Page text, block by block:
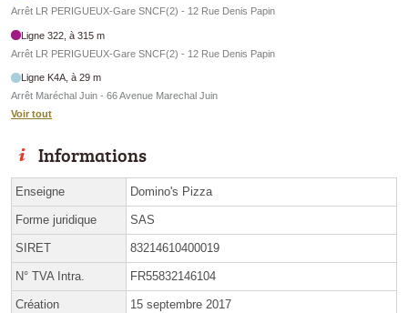
Arrêt LR PERIGUEUX-Gare SNCF(2) - 12 Rue Denis Papin
Ligne 322, à 315 m
Arrêt LR PERIGUEUX-Gare SNCF(2) - 12 Rue Denis Papin
Ligne K4A, à 29 m
Arrêt Maréchal Juin - 66 Avenue Marechal Juin
Voir tout
Informations
Enseigne Domino's Pizza
Forme juridique SAS
SIRET 83214610400019
N° TVA Intra. FR55832146104
Création 15 septembre 2017